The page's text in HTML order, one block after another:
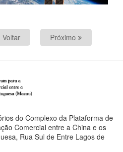
Voltar Próximo
do Complexo da Plataforma de
Comercial entre a China e os
Rua Sul de Entre Lagos de